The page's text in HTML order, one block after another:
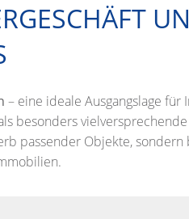
– eine ideale Ausgangslage für
besonders vielversprechende
passender Objekte, sondern